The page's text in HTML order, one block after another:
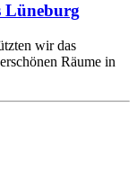
Lüneburg
wir das
Räume in